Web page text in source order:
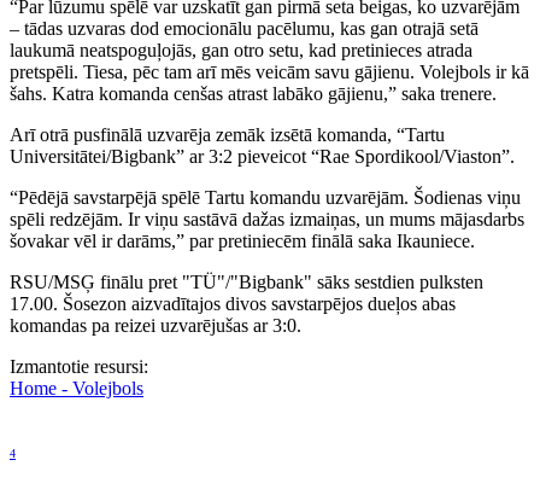
“Par lūzumu spēlē var uzskatīt gan pirmā seta beigas, ko uzvarējām
– tādas uzvaras dod emocionālu pacēlumu, kas gan otrajā setā
laukumā neatspoguļojās, gan otro setu, kad pretinieces atrada
pretspēli. Tiesa, pēc tam arī mēs veicām savu gājienu. Volejbols ir kā
šahs. Katra komanda cenšas atrast labāko gājienu,” saka trenere.
Arī otrā pusfinālā uzvarēja zemāk izsētā komanda, “Tartu
Universitātei/Bigbank” ar 3:2 pieveicot “Rae Spordikool/Viaston”.
“Pēdējā savstarpējā spēlē Tartu komandu uzvarējām. Šodienas viņu
spēli redzējām. Ir viņu sastāvā dažas izmaiņas, un mums mājasdarbs
šovakar vēl ir darāms,” par pretiniecēm finālā saka Ikauniece.
RSU/MSĢ finālu pret "TÜ"/"Bigbank" sāks sestdien pulksten
17.00. Šosezon aizvadītajos divos savstarpējos dueļos abas
komandas pa reizei uzvarējušas ar 3:0.
Izmantotie resursi:
Home - Volejbols
4